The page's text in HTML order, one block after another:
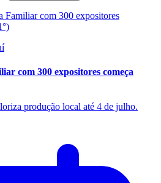
com 300 expositores começa
produção local até 4 de julho.